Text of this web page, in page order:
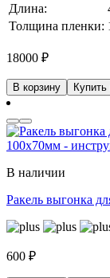
Длина:
Толщина пленки:
18000 ₽
В корзину Купить
В наличии
Ракель выгонка
600 ₽